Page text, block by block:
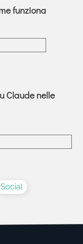
funziona
Claude nelle
Social